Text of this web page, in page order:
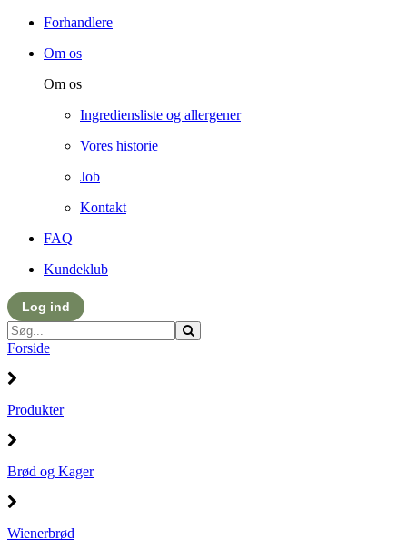
Forhandlere
Om os
Om os
Ingrediensliste og allergener
Vores historie
Job
Kontakt
FAQ
Kundeklub
Log ind
Forside
Produkter
Brød og Kager
Wienerbrød